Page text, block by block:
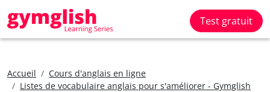
Test gratuit
Accueil
Cours d'anglais en ligne
Listes de vocabulaire anglais pour s'améliorer - Gymglish